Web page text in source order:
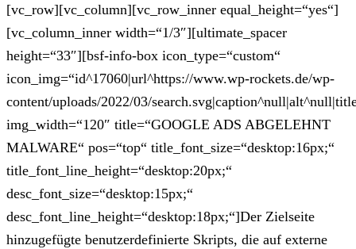
[vc_row][vc_column][vc_row_inner equal_height=“yes“]
[vc_column_inner width=“1/3″][ultimate_spacer
height=“33″][bsf-info-box icon_type=“custom“
icon_img=“id^17060|url^https://www.wp-rockets.de/wp-
content/uploads/2022/03/
img_width=“120″ title=“GOOGLE ADS ABGELEHNT
MALWARE“ pos=“top“ title_font_size=“desktop:16px;“
title_font_line_height=“desktop:20px;“
desc_font_size=“desktop:15px;“
desc_font_line_height=“desktop:18px;“]Der Zielseite
hinzugefügte benutzerdefinierte Skripts, die auf externe